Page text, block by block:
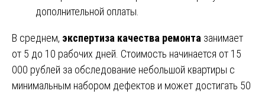
дополнительной оплаты.
В среднем, экспертиза качества ремонта занимает
от 5 до 10 рабочих дней. Стоимость начинается от 15
000 рублей за обследование небольшой квартиры с
минимальным набором дефектов и может достигать 50